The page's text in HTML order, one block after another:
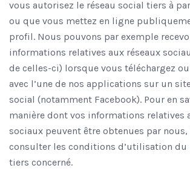
vous autorisez le réseau social tiers à
ou que vous mettez en ligne
profil. Nous pouvons par exemple
informations relatives aux réseaux
de celles-ci) lorsque vous téléchargez
avec l’une de nos applications sur un
social (notamment Facebook). Pour en
manière dont vos informations relatives
sociaux peuvent être obtenues par
consulter les conditions d’utilisation du
tiers concerné.